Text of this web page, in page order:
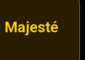
Majesté